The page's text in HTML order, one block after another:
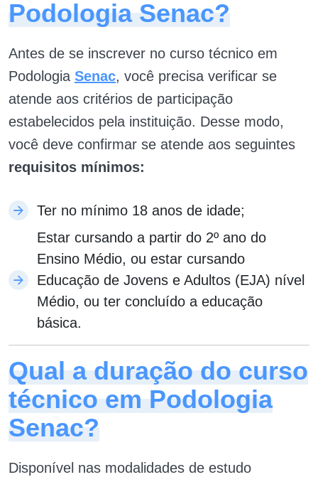
Podologia Senac?
Antes de se inscrever no curso técnico em
Podologia Senac, você precisa verificar se
atende aos critérios de participação
estabelecidos pela instituição. Desse modo,
você deve confirmar se atende aos seguintes
requisitos mínimos:
Ter no mínimo 18 anos de idade;
Estar cursando a partir do 2º ano do
Ensino Médio, ou estar cursando
Educação de Jovens e Adultos (EJA) nível
Médio, ou ter concluído a educação
básica.
Qual a duração do curso
técnico em Podologia
Senac?
Disponível nas modalidades de estudo